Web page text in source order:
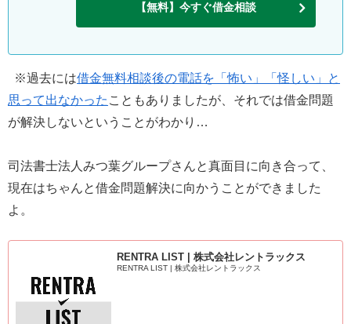
【無料】今すぐ借金相談
※過去には借金無料相談後の電話を「怖い」「怪しい」と
思って出なかった こともありましたが、それでは借金問題
が解決しないということがわかり…
司法書士法人みつ葉グループさんと真面目に向き合って、
現在はちゃんと借金問題解決に向かうことができました
よ。
RENTRA LIST | 株式会社レントラックス
RENTRA LIST | 株式会社レントラックス